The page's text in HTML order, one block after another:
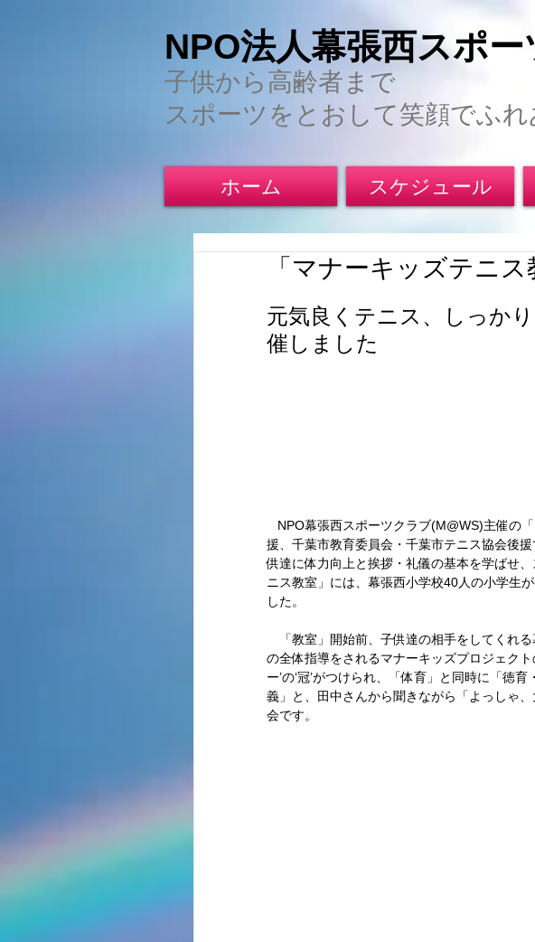
NPO法人幕張西スポ
子供から高齢者まで
スポーツをとおして笑顔でふれ
ホーム スケジュール
「マナーキッズテニ
元気良くテニス、しっか
催しました
援、千葉市教育委員会・千葉市テニス協会後
供達に体力向上と挨拶・礼儀の基本を学ばせ
ニス教室」には、幕張西小学校40人の小学生
した。
「教室」開始前、子供達の相手をしてくれる
の全体指導をされるマナーキッズプロジェク
ー’の‘冠’がつけられ、「体育」と同時に「徳
義」と、田中さんから聞きながら「よっしゃ
会です。